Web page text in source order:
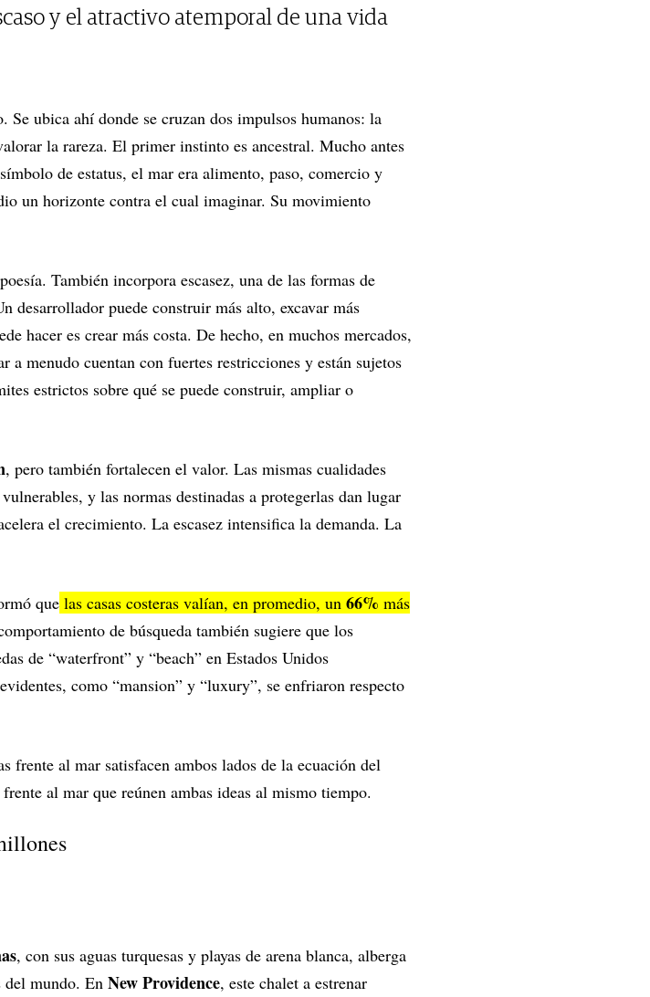
y el atractivo atemporal de una vida
ubica ahí donde se cruzan dos impulsos humanos: la
la rareza. El primer instinto es ancestral. Mucho antes
de estatus, el mar era alimento, paso, comercio y
un horizonte contra el cual imaginar. Su movimiento
También incorpora escasez, una de las formas de
desarrollador puede construir más alto, excavar más
hacer es crear más costa. De hecho, en muchos mercados,
a menudo cuentan con fuertes restricciones y están sujetos
estrictos sobre qué se puede construir, ampliar o
, pero también fortalecen el valor. Las mismas cualidades
y las normas destinadas a protegerlas dan lugar
el crecimiento. La escasez intensifica la demanda. La
que las casas costeras valían, en promedio, un 66% más
de búsqueda también sugiere que los
de “waterfront” y “beach” en Estados Unidos
como “mansion” y “luxury”, se enfriaron respecto
frente al mar satisfacen ambos lados de la ecuación del
al mar que reúnen ambas ideas al mismo tiempo.
, con sus aguas turquesas y playas de arena blanca, alberga
del mundo. En New Providence, este chalet a estrenar